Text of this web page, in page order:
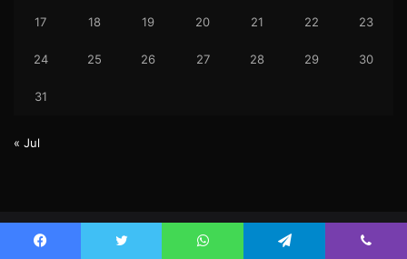
17 18 19 20 21 22 23
24 25 26 27 28 29 30
31
« Jul
© Copyright 2026, Uktez All Rights Reserved.